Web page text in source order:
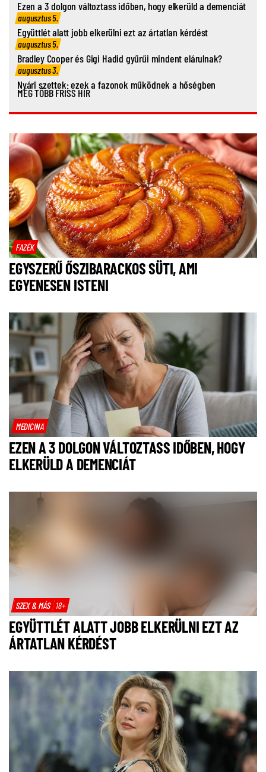
Ezen a 3 dolgon változtass időben, hogy elkerüld a demenciát
augusztus 5.
Együttlét alatt jobb elkerülni ezt az ártatlan kérdést
augusztus 5.
Bradley Cooper és Gigi Hadid gyűrűi mindent elárulnak?
augusztus 3.
Nyári szettek: ezek a fazonok működnek a hőségben
MÉG TÖBB FRISS HÍR
FAZÉK
EGYSZERŰ ŐSZIBARACKOS SÜTI, AMI
EGYENESEN ISTENI
MEDICINA
EZEN A 3 DOLGON VÁLTOZTASS IDŐBEN, HOGY
ELKERÜLD A DEMENCIÁT
SZEX & MÁS 18+
EGYÜTTLÉT ALATT JOBB ELKERÜLNI EZT AZ
ÁRTATLAN KÉRDÉST